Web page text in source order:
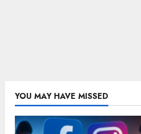
YOU MAY HAVE MISSED